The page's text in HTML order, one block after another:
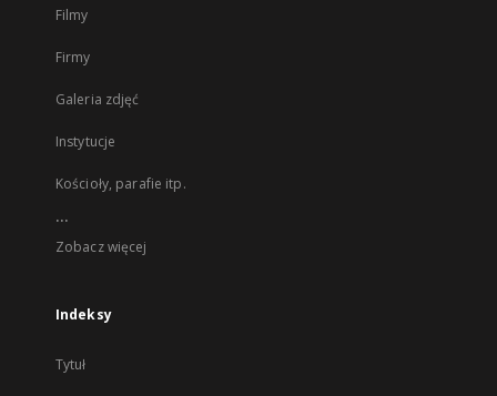
Filmy
Firmy
Galeria zdjęć
Instytucje
Kościoły, parafie itp.
...
Zobacz więcej
Indeksy
Tytuł